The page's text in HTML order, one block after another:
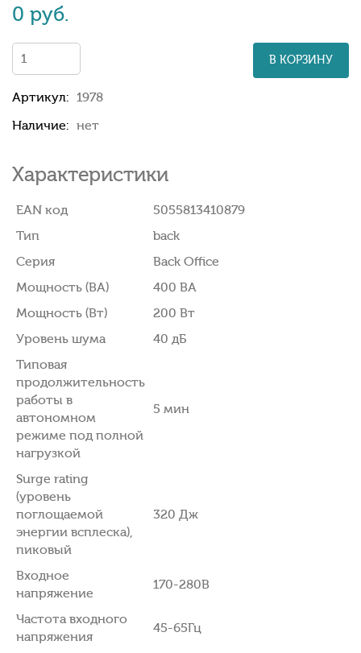
0 руб.
В КОРЗИНУ
Артикул: 1978
Наличие: нет
Характеристики
EAN код
5055813410879
Тип
back
Серия
Back Office
Мощность (ВА)
400 ВA
Мощность (Вт)
200 Вт
Уровень шума
40 дБ
Типовая
продолжительность
работы в
автономном
режиме под полной
нагрузкой
5 мин
Surge rating
(уровень
поглощаемой
энергии всплеска),
пиковый
320 Дж
Входное
напряжение
170-280В
Частота входного
напряжения
45-65Гц